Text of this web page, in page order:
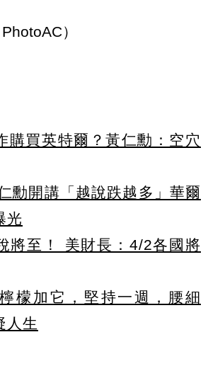
）
購買英特爾？黃仁勳：空穴
勳開講「越說跌越多」華爾
光
將至！ 美財長：4/2各國將
檬加它，堅持一週，腰細
人生